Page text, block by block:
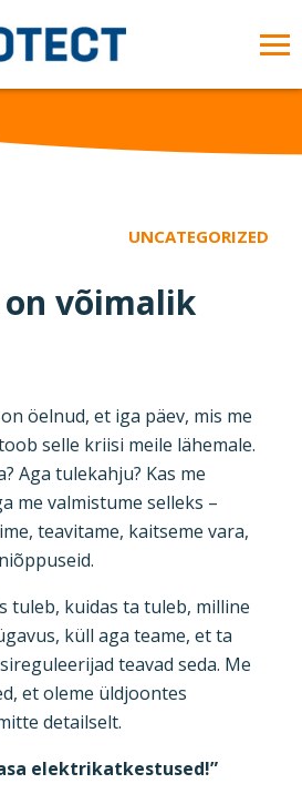
UNCATEGORIZED
on võimalik
öelnud, et iga päev, mis me
selle kriisi meile lähemale.
Aga tulekahju? Kas me
me valmistume selleks –
teavitame, kaitseme vara,
tuleb, kuidas ta tuleb, milline
küll aga teame, et ta
teavad seda. Me
et oleme üldjoontes
detailselt.
elektrikatkestused!”